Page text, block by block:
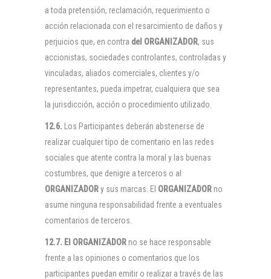
a toda pretensión, reclamación, requerimiento o
acción relacionada con el resarcimiento de daños y
perjuicios que, en contra del ORGANIZADOR, sus
accionistas, sociedades controlantes, controladas y
vinculadas, aliados comerciales, clientes y/o
representantes, pueda impetrar, cualquiera que sea
la jurisdicción, acción o procedimiento utilizado.
12.6.
Los Participantes deberán abstenerse de
realizar cualquier tipo de comentario en las redes
sociales que atente contra la moral y las buenas
costumbres, que denigre a terceros o al
ORGANIZADORy sus marcas. El ORGANIZADOR no
asume ninguna responsabilidad frente a eventuales
comentarios de terceros.
12.7. El ORGANIZADOR no se hace responsable
frente a las opiniones o comentarios que los
participantes puedan emitir o realizar a través de las